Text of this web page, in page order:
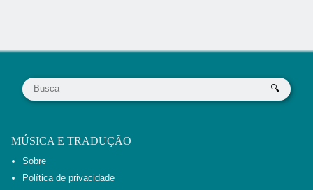
MÚSICA E TRADUÇÃO
Sobre
Política de privacidade